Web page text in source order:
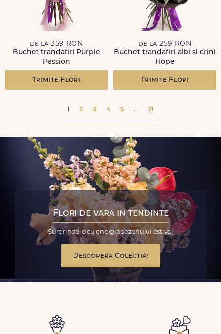
de la 359 RON
Buchet trandafiri Purple
Passion
Trimite Flori
de la 259 RON
Buchet trandafiri albi si crini
Hope
Trimite Flori
1 2 3 4 5 ... 21
Flori de vara in tendinte
Surprinde-o cu energia sezonului estival
Descopera Colectia!